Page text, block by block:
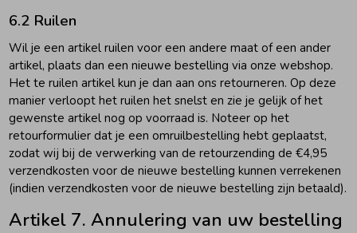
6.2 Ruilen
Wil je een artikel ruilen voor een andere maat of een ander
artikel, plaats dan een nieuwe bestelling via onze webshop.
Het te ruilen artikel kun je dan aan ons retourneren. Op deze
manier verloopt het ruilen het snelst en zie je gelijk of het
gewenste artikel nog op voorraad is. Noteer op het
retourformulier dat je een omruilbestelling hebt geplaatst,
zodat wij bij de verwerking van de retourzending de €4,95
verzendkosten voor de nieuwe bestelling kunnen verrekenen
(indien verzendkosten voor de nieuwe bestelling zijn betaald).
Artikel 7. Annulering van uw bestelling